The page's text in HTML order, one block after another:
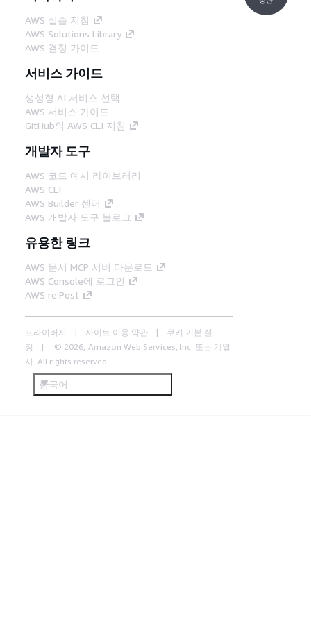
AWS 실습 지침
AWS Solutions Library
AWS 결정 가이드
서비스 가이드
생성형 AI 서비스 선택
AWS 서비스 가이드
GitHub의 AWS CLI 지침
개발자 도구
AWS 코드 예시 라이브러리
AWS CLI
AWS Builder 센터
AWS 개발자 도구 블로그
유용한 링크
AWS 문서 MCP 서버 다운로드
AWS Console에 로그인
AWS re:Post
프라이버시 사이트 이용 약관
쿠키 기본 설
정
© 2026, Amazon Web Services, Inc. 또는 계열
사. All rights reserved.
한국어